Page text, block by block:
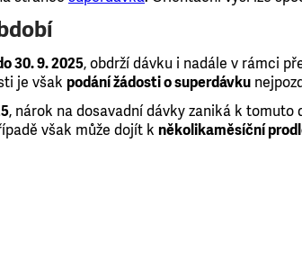
30. 9. 2025, obdrží dávku i nadále v rámci
je však podání žádosti o superdávku
, nárok na dosavadní dávky zaniká k tomuto
však může dojít k několikaměsíční